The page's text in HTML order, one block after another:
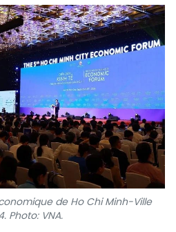
de Ho Chi Minh-Ville
Photo: VNA.